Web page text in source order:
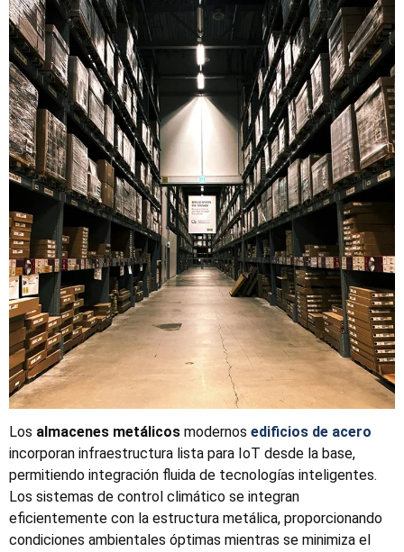
Los almacenes metálicos modernos edificios de acero
incorporan infraestructura lista para IoT desde la base,
permitiendo integración fluida de tecnologías inteligentes.
Los sistemas de control climático se integran
eficientemente con la estructura metálica, proporcionando
condiciones ambientales óptimas mientras se minimiza el